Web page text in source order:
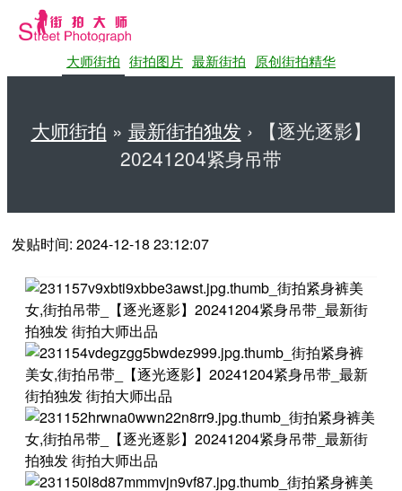
大师街拍 街拍图片 最新街拍 原创街拍精华
大师街拍 » 最新街拍独发 ›
【逐光逐影】
20241204紧身吊带
发贴时间: 2024-12-18 23:12:07